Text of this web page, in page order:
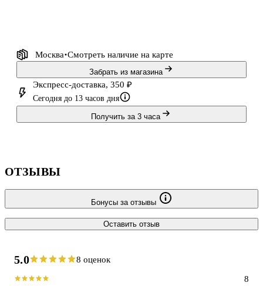
Москва Смотреть наличие на карте
Забрать из магазина
Экспресс-доставка, 350 ₽
Сегодня до 13 часов дня
Получить за 3 часа
ОТЗЫВЫ
Бонусы за отзывы
Оставить отзыв
5.0 8 оценок
8